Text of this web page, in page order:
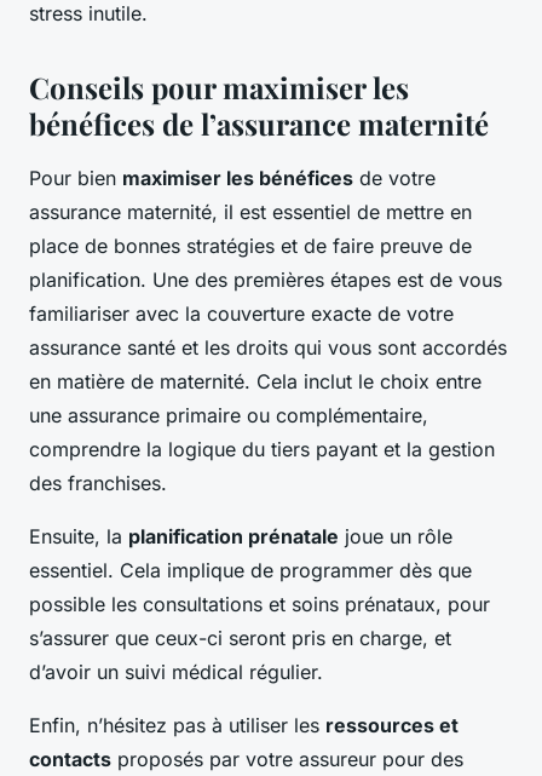
stress inutile.
Conseils pour maximiser les
bénéfices de l’assurance maternité
Pour bien maximiser les bénéfices de votre
assurance maternité, il est essentiel de mettre en
place de bonnes stratégies et de faire preuve de
planification. Une des premières étapes est de vous
familiariser avec la couverture exacte de votre
assurance santé et les droits qui vous sont accordés
en matière de maternité. Cela inclut le choix entre
une assurance primaire ou complémentaire,
comprendre la logique du tiers payant et la gestion
des franchises.
Ensuite, la planification prénatale joue un rôle
essentiel. Cela implique de programmer dès que
possible les consultations et soins prénataux, pour
s’assurer que ceux-ci seront pris en charge, et
d’avoir un suivi médical régulier.
Enfin, n’hésitez pas à utiliser les ressources et
contacts proposés par votre assureur pour des